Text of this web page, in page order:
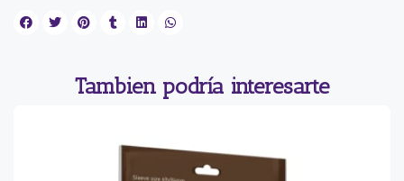
Tambien podría interesarte